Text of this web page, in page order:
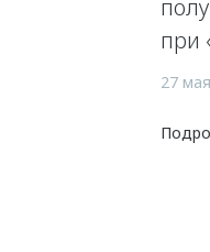
при
27